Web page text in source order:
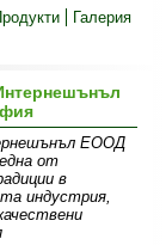
Галерия
ЕООД
от
в
индустрия,